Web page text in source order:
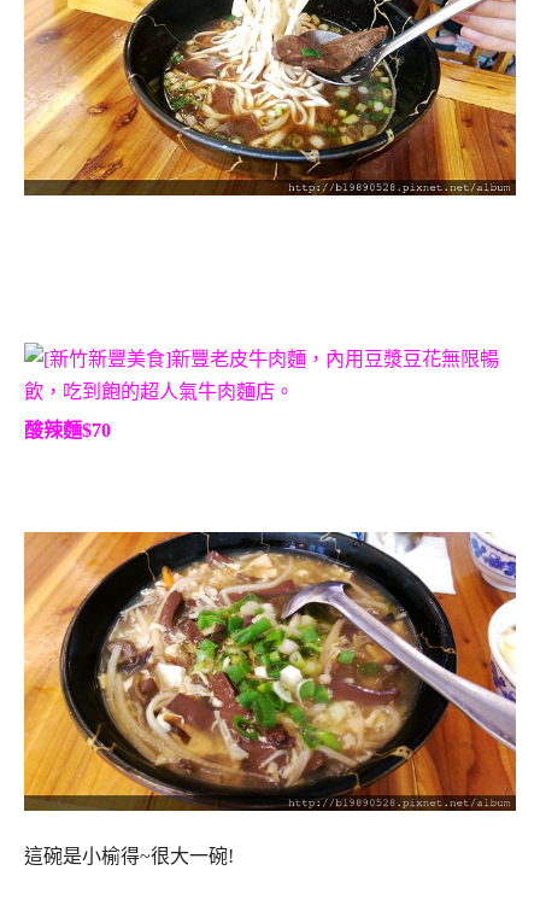
酸辣麵$70
這碗是小榆得~很大一碗!